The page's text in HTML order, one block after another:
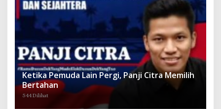
Ketika Pemuda Lain Pergi, Panji Citra Memilih
Bertahan
544 Dilihat